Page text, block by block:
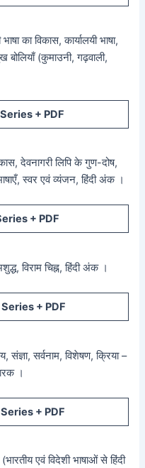
का विकास, कार्यालयी भाषा,
बोलियाँ (कुमाउनी, गढ़वाली,
+ PDF
देवनागरी लिपि के गुण-दोष,
स्वर एवं व्यंजन, हिंदी अंक ।
+ PDF
विराम चिह्न, हिंदी अंक ।
+ PDF
संज्ञा, सर्वनाम, विशेषण, क्रिया –
।
+ PDF
एवं विदेशी भाषाओं से हिंदी